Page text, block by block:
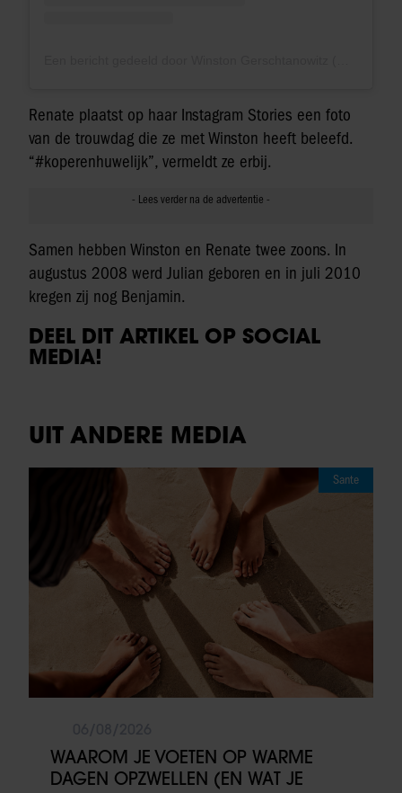
Renate plaatst op haar Instagram Stories een foto
van de trouwdag die ze met Winston heeft beleefd.
“#koperenhuwelijk”, vermeldt ze erbij.
Samen hebben Winston en Renate twee zoons. In
augustus 2008 werd Julian geboren en in juli 2010
kregen zij nog Benjamin.
DEEL DIT ARTIKEL OP SOCIAL
MEDIA!
UIT ANDERE MEDIA
Sante
WAAROM JE VOETEN OP WARME
DAGEN OPZWELLEN (EN WAT JE